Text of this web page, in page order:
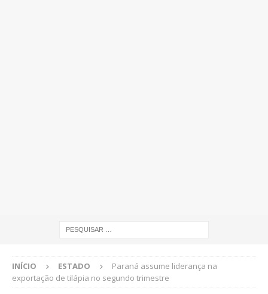
INÍCIO ESTADO
Paraná assume liderança na
exportação de tilápia no segundo trimestre